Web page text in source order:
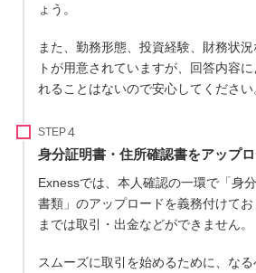
ょう。
また、勤務形態、投資経験、財務状
トが用意されていますが、回答内容
れることはないので安心してください
STEP
身分証明書・住所確認書をアップ
Exnessでは、本人確認の一環で「身
書類」のアップロードを義務付けて
までは取引・出金などができません。
スムーズに取引を始めるために、な